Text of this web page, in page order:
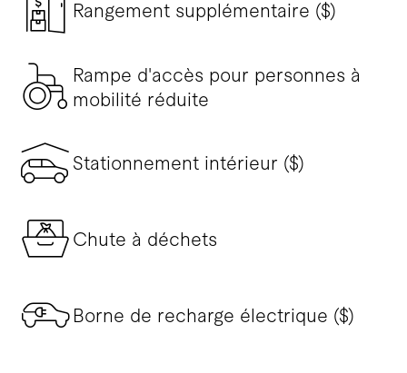
Rangement supplémentaire ($)
Rampe d'accès pour personnes à
mobilité réduite
Stationnement intérieur ($)
Chute à déchets
Borne de recharge électrique ($)